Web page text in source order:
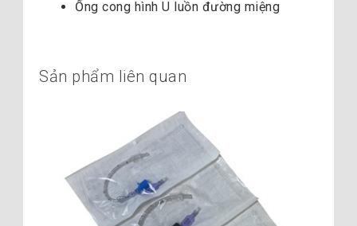
Ống cong hình U luồn đường miệng
Sản phẩm liên quan